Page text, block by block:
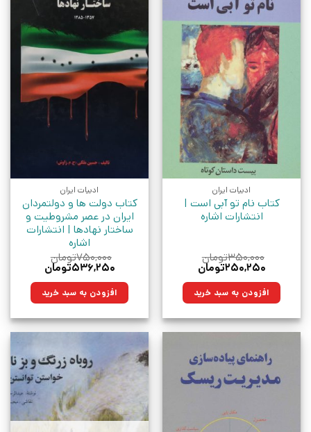
ادبیات ایران
کتاب نام تو آبی است |
انتشارات اشاره
۳۵۰,۰۰۰تومان
قیمت
۳۵۰,۰۰۰تومان
بود.
۲۵۰,۲۵۰تومان
۲۵۰,۲۵۰تومان.افزودن به سبد خرید
ادبیات ایران
کتاب دولت ها و دولتمردان
ایران در عصر مشروطیت و
ساختار نهادها | انتشارات
اشاره
۷۵۰,۰۰۰تومان
قیمت
۷۵۰,۰۰۰تومان
بود.
۵۳۶,۲۵۰تومان
۵۳۶,۲۵۰تومان.افزودن به سبد خرید